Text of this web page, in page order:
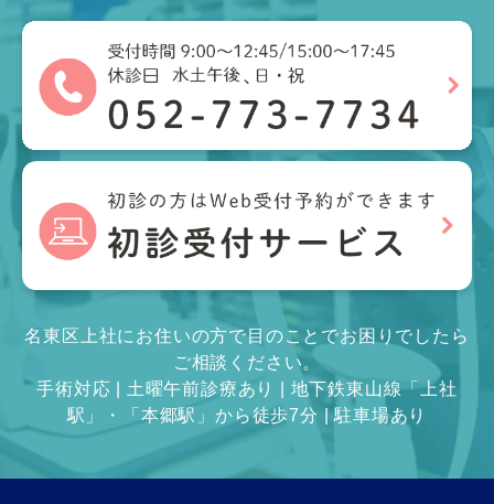
名東区上社にお住いの方で目のことでお困りでしたら
ご相談ください。
手術対応 | 土曜午前診療あり | 地下鉄東山線「上社
駅」・「本郷駅」から徒歩7分 | 駐車場あり